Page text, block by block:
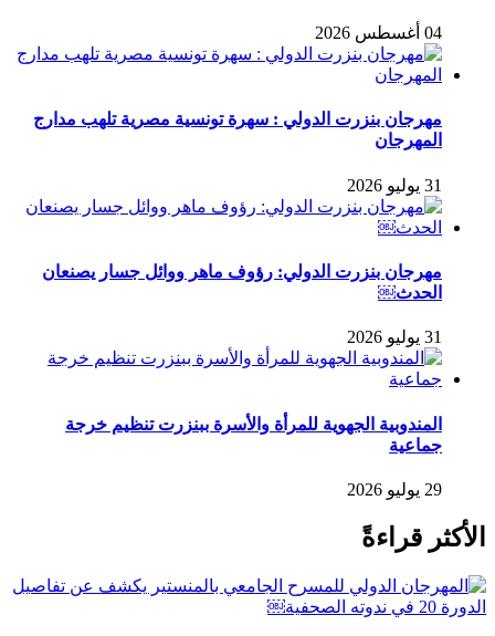
04 أغسطس 2026
مهرجان بنزرت الدولي : سهرة تونسية مصرية تلهب مدارج
المهرجان
31 يوليو 2026
مهرجان بنزرت الدولي: رؤوف ماهر ووائل جسار يصنعان
الحدث￼
31 يوليو 2026
المندوبية الجهوية للمرأة والأسرة ببنزرت تنظيم خرجة
جماعية
29 يوليو 2026
الأكثر قراءةً